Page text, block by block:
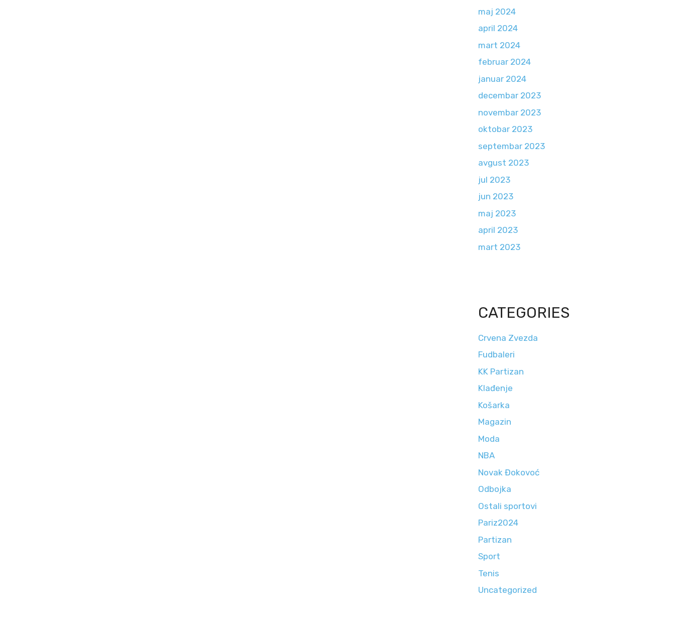
maj 2024
april 2024
mart 2024
februar 2024
januar 2024
decembar 2023
novembar 2023
oktobar 2023
septembar 2023
avgust 2023
jul 2023
jun 2023
maj 2023
april 2023
mart 2023
CATEGORIES
Crvena Zvezda
Fudbaleri
KK Partizan
Klađenje
Košarka
Magazin
Moda
NBA
Novak Đokovoć
Odbojka
Ostali sportovi
Pariz2024
Partizan
Sport
Tenis
Uncategorized